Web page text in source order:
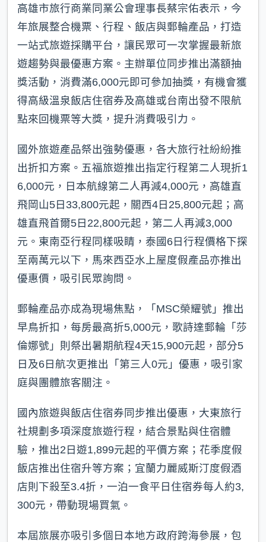
高雄市旅行商業同業公會理事長蔡宗佑表示，今
年旅展整合機票、行程、飯店與郵輪產品，打造
一站式旅遊採購平台，讓民眾可一次掌握最新旅
遊趨勢與最優惠方案。主辦單位同步推出滿額抽
獎活動，消費滿6,000元即可參加抽獎，有機會獲
得高級溫泉飯店住宿券及高雄或台南出發不限航
點來回機票等大獎，提升消費吸引力。
國外旅遊產品祭出強勢優惠，各大旅行社紛紛推
出折扣方案。五福旅遊推出指定行程第二人現折1
6,000元，日本航線第二人再減4,000元，高雄直
飛岡山5日33,800元起，關西4日25,800元起；高
雄直飛首爾5日22,800元起，第二人再減3,000
元。東南亞行程同樣吸睛，泰國6日行程價格下探
至兩萬元以下，馬來西亞水上屋度假產品亦推出
優惠價，吸引民眾詢問。
郵輪產品亦成為現場焦點，「MSC榮耀號」推出
早鳥折扣，每房最高折5,000元，歌詩達郵輪「莎
倫娜號」則祭出暑期航程4天15,900元起，部分5
日及6日航次更推出「第三人0元」優惠，吸引家
庭與團體旅客關注。
國內旅遊與飯店住宿券同步推出優惠，大東旅行
社規劃多項深度旅遊行程，結合景點與住宿體
驗，推出2日遊1,899元起的平價方案；花季度假
飯店推出住宿升等方案；宜蘭力麗威斯汀度假酒
店則下殺至3.4折，一泊一食平日住宿券每人約3,
300元，帶動現場買氣。
本屆旅展亦吸引多個日本地方政府跨海參展，包